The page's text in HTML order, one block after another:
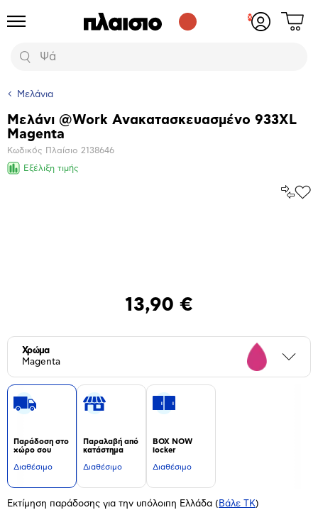
Προϊόντα
Αναζήτηση
Δες
Μελάνια
Βασικά
χαρακτηριστικά
Μελάνι @Work Ανακατασκευασμένο 933XL
Magenta
Κωδικός Πλαίσιο 2138646
Εξέλιξη τιμής
13,90 €
Χρώμα
Magenta
Παράδοση στο
χώρο σου
Διαθέσιμο
Παραλαβή από
κατάστημα
Διαθέσιμο
BOX NOW
locker
Διαθέσιμο
Εκτίμηση παράδοσης για την υπόλοιπη Ελλάδα ( Βάλε ΤΚ)